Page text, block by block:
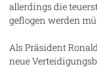
allerdings die
geflogen werden
Als Präsident
neue